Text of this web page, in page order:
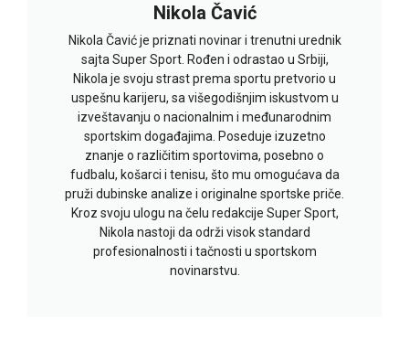
Nikola Čavić
Nikola Čavić je priznati novinar i trenutni urednik
sajta Super Sport. Rođen i odrastao u Srbiji,
Nikola je svoju strast prema sportu pretvorio u
uspešnu karijeru, sa višegodišnjim iskustvom u
izveštavanju o nacionalnim i međunarodnim
sportskim događajima. Poseduje izuzetno
znanje o različitim sportovima, posebno o
fudbalu, košarci i tenisu, što mu omogućava da
pruži dubinske analize i originalne sportske priče.
Kroz svoju ulogu na čelu redakcije Super Sport,
Nikola nastoji da održi visok standard
profesionalnosti i tačnosti u sportskom
novinarstvu.